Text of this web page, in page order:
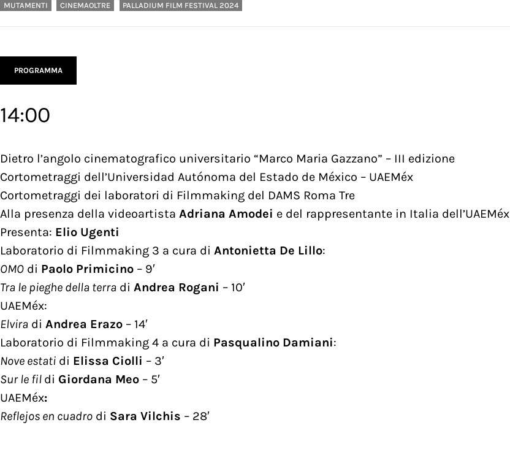
MUTAMENTI CINEMAOLTRE PALLADIUM FILM FESTIVAL 2024
PROGRAMMA
14:00
Dietro l’angolo cinematografico universitario “Marco Maria Gazzano” – III edizione
Cortometraggi dell’Universidad Autónoma del Estado de México – UAEMéx
Cortometraggi dei laboratori di Filmmaking del DAMS Roma Tre
Alla presenza della videoartista Adriana Amodei e del rappresentante in Italia dell’UAEMéx
Presenta: Elio Ugenti
Laboratorio di Filmmaking 3 a cura di Antonietta De Lillo:
OMO di Paolo Primicino – 9′
Tra le pieghe della terra di Andrea Rogani – 10′
UAEMéx:
Elvira di Andrea Erazo – 14′
Laboratorio di Filmmaking 4 a cura di Pasqualino Damiani:
Nove estati di Elissa Ciolli – 3′
Sur le fil di Giordana Meo – 5′
UAEMéx:
Reflejos en cuadro di Sara Vilchis – 28′